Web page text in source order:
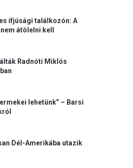
ifjúsági találkozón: A
átölelni kell
Radnóti Miklós
lehetünk” – Barsi
Dél-Amerikába utazik